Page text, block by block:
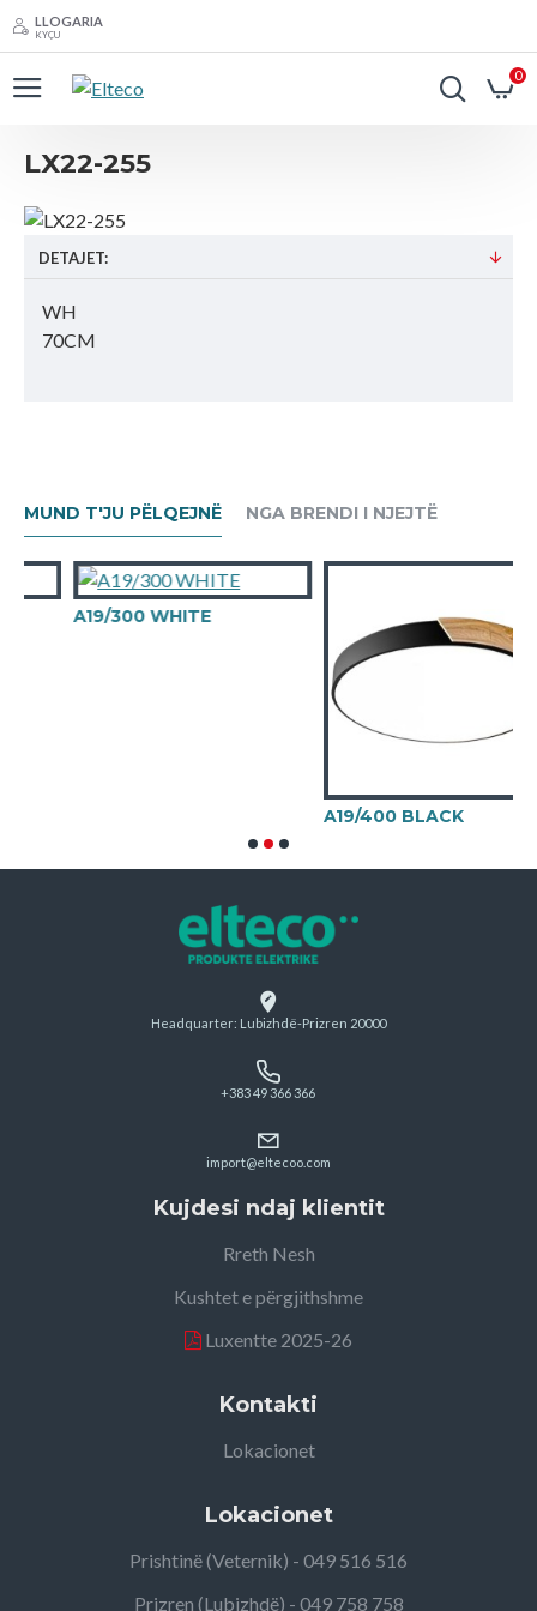
LLOGARIA
KYÇU
0
LX22-255
DETAJET:
WH
70CM
MUND T'JU PËLQEJNË NGA BRENDI I NJEJTË
A19/300 WHITE
A19/400 BLACK
Headquarter: Lubizhdë-Prizren 20000
+383 49 366 366
import@eltecoo.com
Kujdesi ndaj klientit
Rreth Nesh
Kushtet e përgjithshme
Luxentte 2025-26
Kontakti
Lokacionet
Lokacionet
Prishtinë (Veternik) - 049 516 516
Prizren (Lubizhdë) - 049 758 758